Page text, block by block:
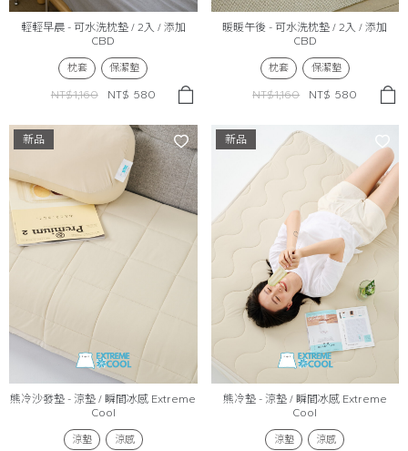
輕輕早晨 - 可水洗枕墊 / 2入 / 添加
CBD
枕套 保潔墊
NT$1,160 NT$ 580
暖暖午後 - 可水洗枕墊 / 2入 / 添加
CBD
枕套 保潔墊
NT$1,160 NT$ 580
新品
熊冷沙發墊 - 涼墊 / 瞬間冰感 Extreme
Cool
涼墊 涼感
新品
熊冷墊 - 涼墊 / 瞬間冰感 Extreme
Cool
涼墊 涼感